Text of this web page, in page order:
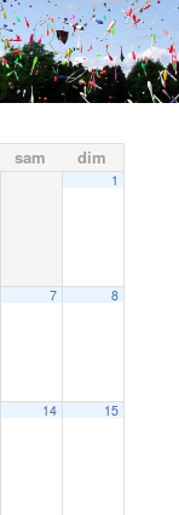
sam dim
1
7 8
14 15